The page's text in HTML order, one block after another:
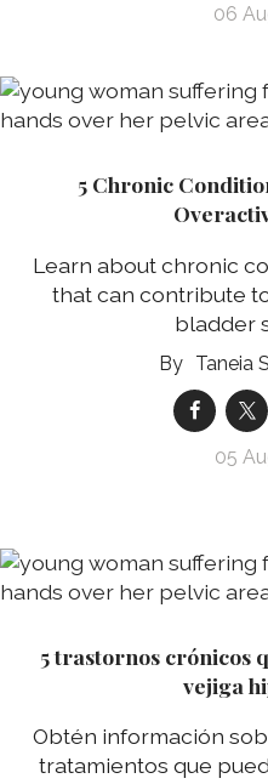
06
5 Chronic
Learn about chronic
that can contribute
bladder
Taneia
05
5 trastornos crónicos
vejiga
Obtén información
tratamientos que